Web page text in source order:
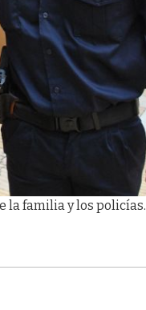
la familia y los policías.